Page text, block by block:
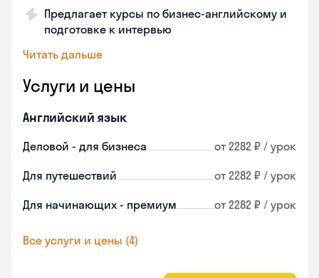
Предлагает курсы по бизнес-английскому и
подготовке к интервью
Читать дальше
Услуги и цены
Английский язык
Деловой - для бизнеса от 2282 ₽ / урок
Для путешествий от 2282 ₽ / урок
Для начинающих - премиум от 2282 ₽ / урок
Все услуги и цены (4)